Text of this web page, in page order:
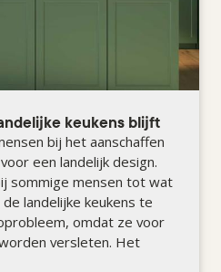
keukens blijft
bij het aanschaffen
een landelijk design.
sommige mensen tot wat
landelijke keukens te
omdat ze voor
versleten. Het